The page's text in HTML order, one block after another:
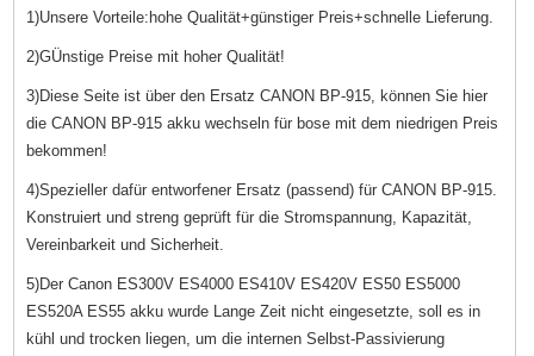
1)Unsere Vorteile:hohe Qualität+günstiger Preis+schnelle Lieferung.
2)GÜnstige Preise mit hoher Qualität!
3)Diese Seite ist über den Ersatz CANON BP-915, können Sie hier
die CANON BP-915 akku wechseln für bose mit dem niedrigen Preis
bekommen!
4)Spezieller dafür entworfener Ersatz (passend) für CANON BP-915.
Konstruiert und streng geprüft für die Stromspannung, Kapazität,
Vereinbarkeit und Sicherheit.
5)Der Canon ES300V ES4000 ES410V ES420V ES50 ES5000
ES520A ES55 akku wurde Lange Zeit nicht eingesetzte, soll es in
kühl und trocken liegen, um die internen Selbst-Passivierung